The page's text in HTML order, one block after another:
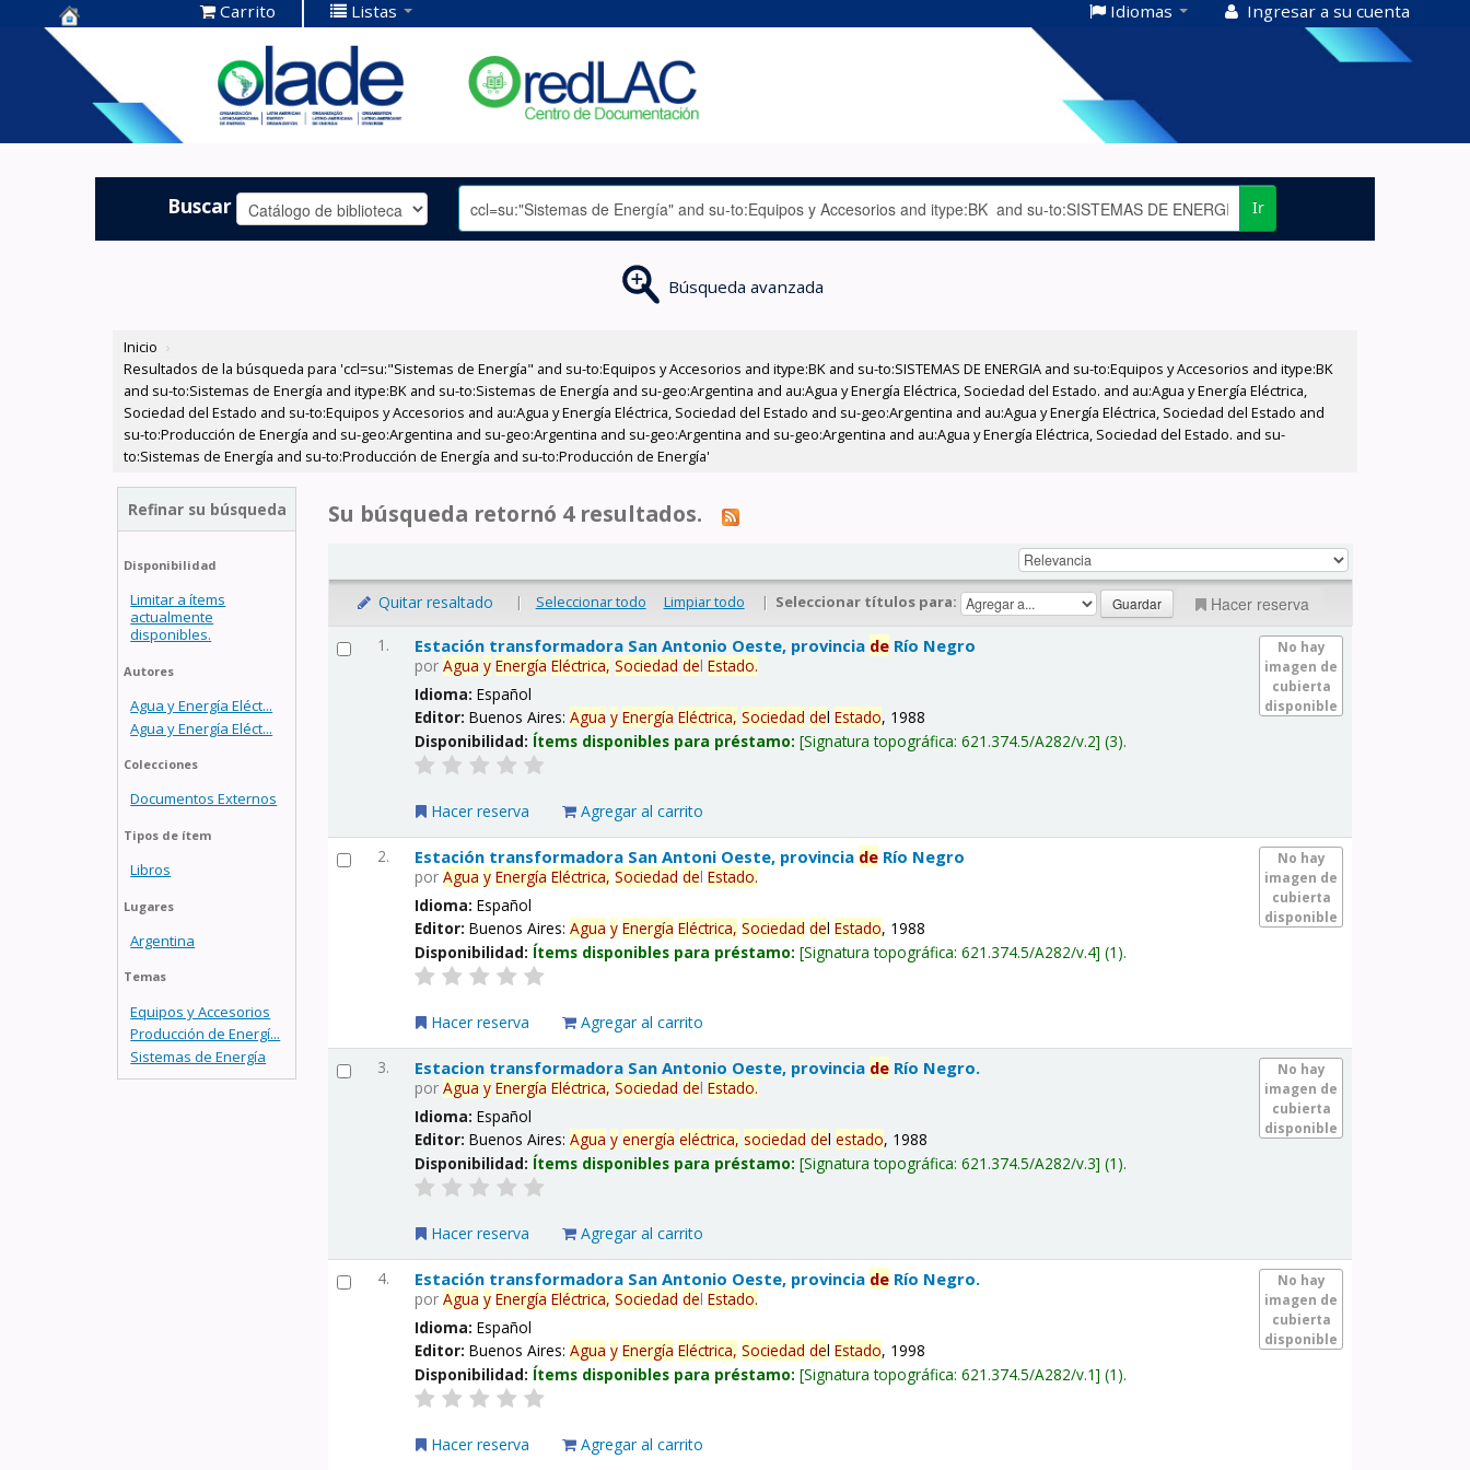
Centro de
Documentación
OLADE -
Carrito Listas Idiomas Ingresar a su cuenta
Buscar Ir
Búsqueda avanzada
Inicio ›
Resultados de la búsqueda para 'ccl=su:"Sistemas de Energía" and su-to:Equipos y Accesorios and itype:BK and su-to:SISTEMAS DE ENERGIA and su-to:Equipos y Accesorios and itype:BK
and su-to:Sistemas de Energía and itype:BK and su-to:Sistemas de Energía and su-geo:Argentina and au:Agua y Energía Eléctrica, Sociedad del Estado. and au:Agua y Energía Eléctrica,
Sociedad del Estado and su-to:Equipos y Accesorios and au:Agua y Energía Eléctrica, Sociedad del Estado and su-geo:Argentina and au:Agua y Energía Eléctrica, Sociedad del Estado and
su-to:Producción de Energía and su-geo:Argentina and su-geo:Argentina and su-geo:Argentina and su-geo:Argentina and au:Agua y Energía Eléctrica, Sociedad del Estado. and su-
to:Sistemas de Energía and su-to:Producción de Energía and su-to:Producción de Energía'
Refinar su búsqueda
Disponibilidad
Limitar a ítems
actualmente
disponibles.
Autores
Agua y Energía Eléct...
Agua y Energía Eléct...
Colecciones
Documentos Externos
Tipos de ítem
Libros
Lugares
Argentina
Temas
Equipos y Accesorios
Producción de Energí...
Sistemas de Energía
Su búsqueda retornó 4 resultados.
Quitar resaltado | Seleccionar todo Limpiar todo | Seleccionar títulos para: Hacer reserva
1.
No hay
imagen de
cubierta
disponible
Estación transformadora San Antonio Oeste, provincia de Río Negro
porAgua y Energía Eléctrica, Sociedad delEstado.
Idioma:Español
Editor:Buenos Aires:Agua y Energía Eléctrica, Sociedad delEstado, 1988
Disponibilidad: Ítems disponibles para préstamo: Signatura topográfica:621.374.5/A282/v.2 (3).
Hacer reserva Agregar al carrito
2.
No hay
imagen de
cubierta
disponible
Estación transformadora San Antoni Oeste, provincia de Río Negro
porAgua y Energía Eléctrica, Sociedad delEstado.
Idioma:Español
Editor:Buenos Aires:Agua y Energía Eléctrica, Sociedad delEstado, 1988
Disponibilidad: Ítems disponibles para préstamo: Signatura topográfica:621.374.5/A282/v.4 (1).
Hacer reserva Agregar al carrito
3.
No hay
imagen de
cubierta
disponible
Estacion transformadora San Antonio Oeste, provincia de Río Negro.
porAgua y Energía Eléctrica, Sociedad delEstado.
Idioma:Español
Editor:Buenos Aires:Agua y energía eléctrica, sociedad delestado, 1988
Disponibilidad: Ítems disponibles para préstamo: Signatura topográfica:621.374.5/A282/v.3 (1).
Hacer reserva Agregar al carrito
4.
No hay
imagen de
cubierta
disponible
Estación transformadora San Antonio Oeste, provincia de Río Negro.
porAgua y Energía Eléctrica, Sociedad delEstado.
Idioma:Español
Editor:Buenos Aires:Agua y Energía Eléctrica, Sociedad delEstado, 1998
Disponibilidad: Ítems disponibles para préstamo: Signatura topográfica:621.374.5/A282/v.1 (1).
Hacer reserva Agregar al carrito